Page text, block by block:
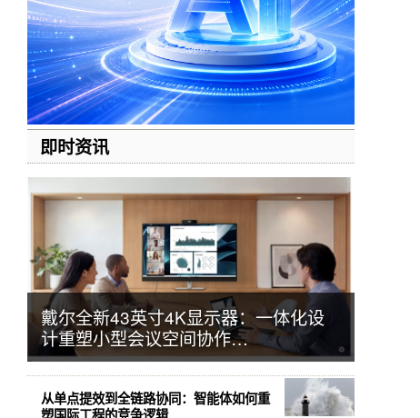
即时资讯
戴尔全新43英寸4K显示器：一体化设
计重塑小型会议空间协作…
从单点提效到全链路协同：智能体如何重
塑国际工程的竞争逻辑